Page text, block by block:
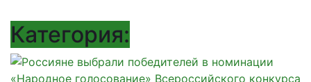
Категория: